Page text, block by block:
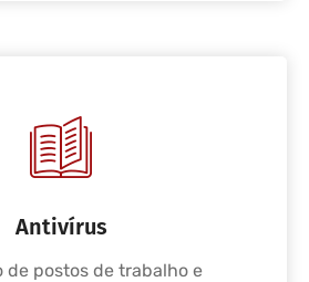
Antivírus
de postos de trabalho e